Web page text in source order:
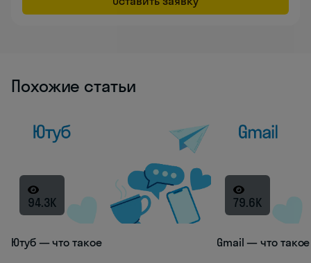
Похожие статьи
94.3K
Ютуб — что такое
79.6K
Gmail — что такое